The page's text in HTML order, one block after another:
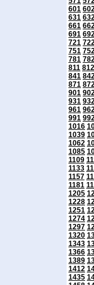
601
631
661
691
721
751
781
811 812
841
871
901
931
961
991
1016
1039
1062
1085
1109
1133
1157
1181
1205
1228
1251
1274
1297
1320
1343
1366
1389
1412
1435